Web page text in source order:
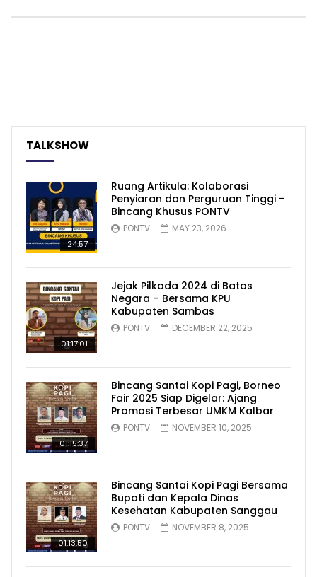
TALKSHOW
24:57
Ruang Artikula: Kolaborasi
Penyiaran dan Perguruan Tinggi –
Bincang Khusus PONTV
PONTV MAY 23, 2026
01:17:01
Jejak Pilkada 2024 di Batas
Negara – Bersama KPU
Kabupaten Sambas
PONTV DECEMBER 22, 2025
01:15:37
Bincang Santai Kopi Pagi, Borneo
Fair 2025 Siap Digelar: Ajang
Promosi Terbesar UMKM Kalbar
PONTV NOVEMBER 10, 2025
01:13:50
Bincang Santai Kopi Pagi Bersama
Bupati dan Kepala Dinas
Kesehatan Kabupaten Sanggau
PONTV NOVEMBER 8, 2025